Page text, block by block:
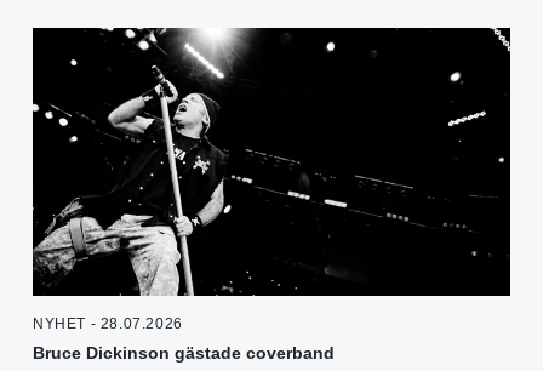
NYHET - 28.07.2026
Bruce Dickinson gästade coverband